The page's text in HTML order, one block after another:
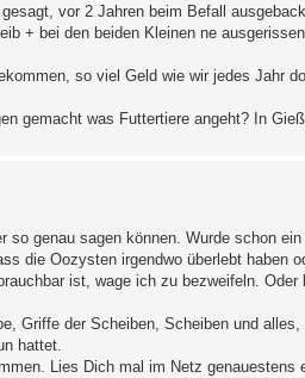
vor 2 Jahren beim Befall
+ bei den beiden Kleinen ne
so viel Geld wie wir jedes Jahr
gemacht was Futtertiere angeht? In
so genau sagen können. Wurde schon
die Oozysten irgendwo überlebt haben
ist, wage ich zu bezweifeln.
Griffe der Scheiben, Scheiben und
hattet.
Lies Dich mal im Netz